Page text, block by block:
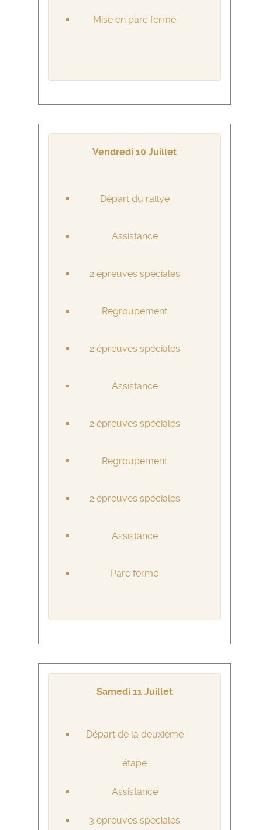
Mise en parc fermé
Vendredi 10 Juillet
Départ du rallye
Assistance
2 épreuves spéciales
Regroupement
2 épreuves spéciales
Assistance
2 épreuves spéciales
Regroupement
2 épreuves spéciales
Assistance
Parc fermé
Samedi 11 Juillet
Départ de la deuxième
étape
Assistance
3 épreuves spéciales